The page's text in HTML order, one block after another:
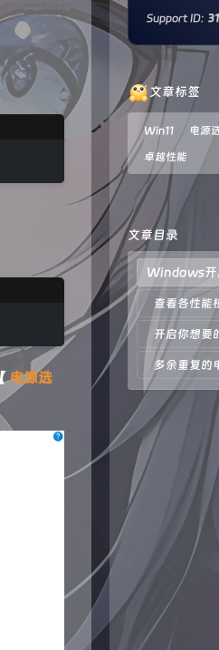
电源选
Support ID: 31
文章标签
Win11 电源
卓越性能
文章目录
查看各性能
开启你想要
多余重复的